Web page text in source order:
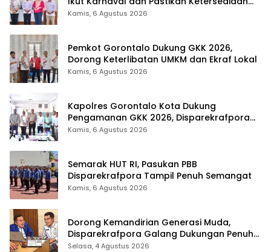
Listrik
Kamis, 6 Agustus 2026
Pemkot Gorontalo Dukung GKK 2026,
Dorong Keterlibatan UMKM dan Ekraf Lokal
Kamis, 6 Agustus 2026
Kapolres Gorontalo Kota Dukung
Pengamanan GKK 2026, Disparekrafpora
Perkuat Sinergi Lintas Sektor
Kamis, 6 Agustus 2026
Semarak HUT RI, Pasukan PBB
Disparekrafpora Tampil Penuh Semangat
Kamis, 6 Agustus 2026
Dorong Kemandirian Generasi Muda,
Disparekrafpora Galang Dukungan Penuh
Para Aleg Deprov
Selasa, 4 Agustus 2026